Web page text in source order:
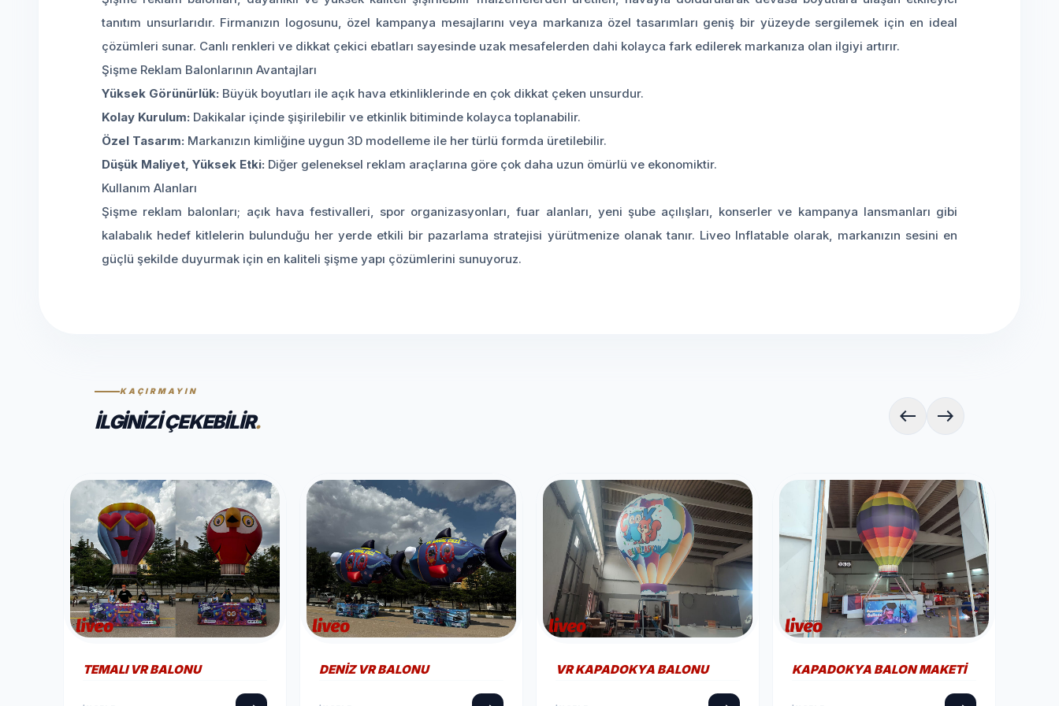
tanıtım unsurlarıdır. Firmanızın logosunu, özel kampanya mesajlarını veya markanıza özel tasarımları geniş bir yüzeyde sergilemek için en ideal
çözümleri sunar. Canlı renkleri ve dikkat çekici ebatları sayesinde uzak mesafelerden dahi kolayca fark edilerek markanıza olan ilgiyi artırır.
Şişme Reklam Balonlarının Avantajları
Yüksek Görünürlük: Büyük boyutları ile açık hava etkinliklerinde en çok dikkat çeken unsurdur.
Kolay Kurulum: Dakikalar içinde şişirilebilir ve etkinlik bitiminde kolayca toplanabilir.
Özel Tasarım: Markanızın kimliğine uygun 3D modelleme ile her türlü formda üretilebilir.
Düşük Maliyet, Yüksek Etki: Diğer geleneksel reklam araçlarına göre çok daha uzun ömürlü ve ekonomiktir.
Kullanım Alanları
Şişme reklam balonları; açık hava festivalleri, spor organizasyonları, fuar alanları, yeni şube açılışları, konserler ve kampanya lansmanları gibi
kalabalık hedef kitlelerin bulunduğu her yerde etkili bir pazarlama stratejisi yürütmenize olanak tanır. Liveo Inflatable olarak, markanızın sesini en
güçlü şekilde duyurmak için en kaliteli şişme yapı çözümlerini sunuyoruz.
KAÇIRMAYIN
İLGINIZI ÇEKEBILIR. west east
TEMALI VR BALONU DENIZ VR BALONU VR KAPADOKYA BALONU KAPADOKYA BALON MAKETI